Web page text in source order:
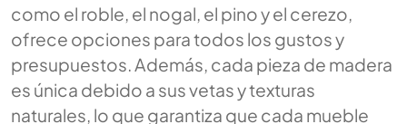
como el roble, el nogal, el pino y el cerezo,
ofrece opciones para todos los gustos y
presupuestos. Además, cada pieza de madera
es única debido a sus vetas y texturas
naturales, lo que garantiza que cada mueble